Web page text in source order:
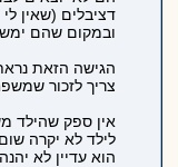
דציבלים (שאין
ובמקום שהם
הגישה הזאת
צריך לזכור
אין ספק שהילד
לילד לא יקרה
הוא עדיין לא